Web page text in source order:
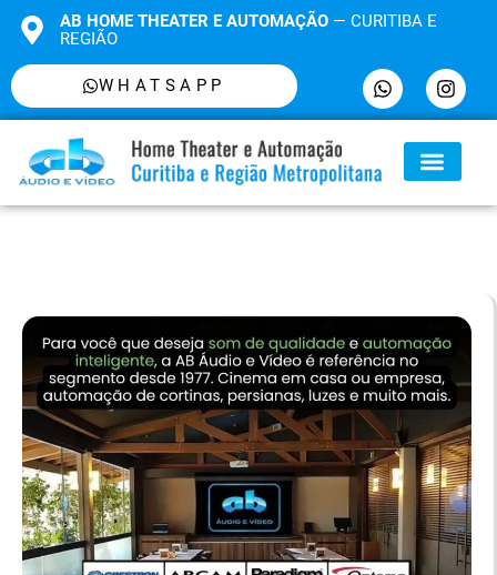
AB HOME THEATER E AUTOMAÇÃO— CURITIBA E
REGIÃO
WHATSAPP